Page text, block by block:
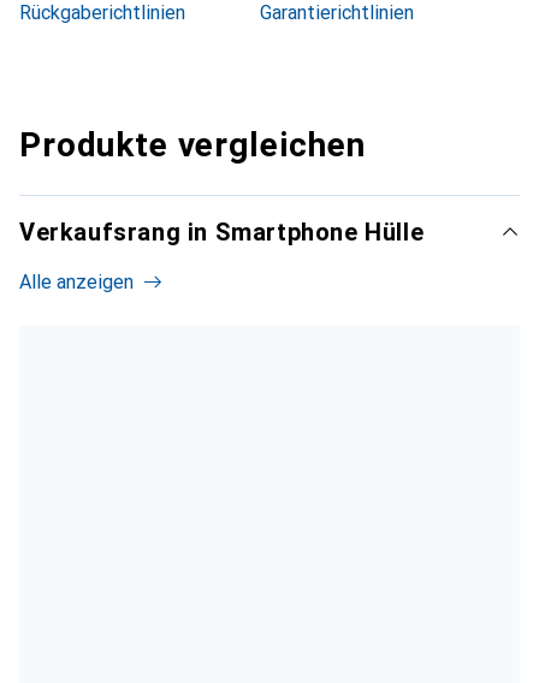
Rückgaberichtlinien
Garantierichtlinien
Produkte vergleichen
Verkaufsrang in Smartphone Hülle
Alle anzeigen